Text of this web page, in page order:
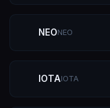
NEONEO
IOTAIOTA